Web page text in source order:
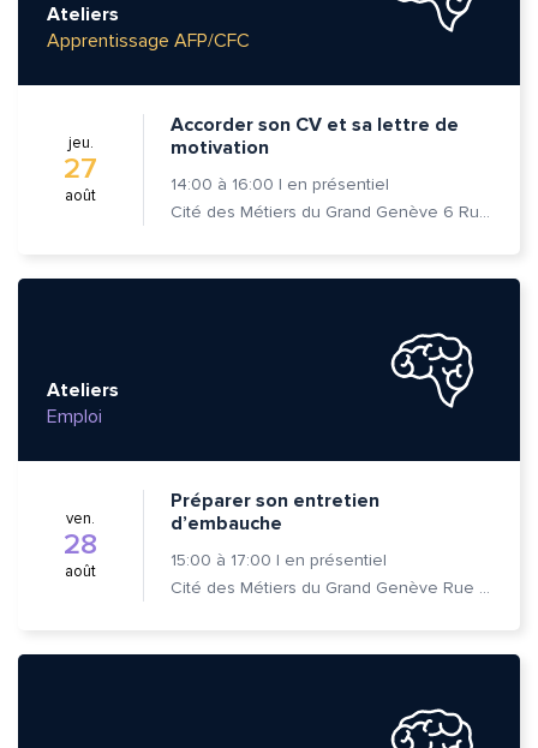
Ateliers
Apprentissage AFP/CFC
jeu.
27
août
Accorder son CV et sa lettre de
motivation
14:00 à 16:00 | en présentiel
Cité des Métiers du Grand Genève 6 Rue Prévost-Martin 1205 Genève
Ateliers
Emploi
ven.
28
août
Préparer son entretien
d’embauche
15:00 à 17:00 | en présentiel
Cité des Métiers du Grand Genève Rue Prévost-Martin 6 1205 Genève